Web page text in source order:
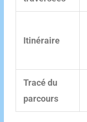
Itinéraire
Tracé du
parcours